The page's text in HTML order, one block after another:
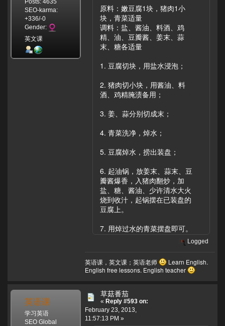
SEO-karma:
+336/-0
Gender:
英文课
原料：嫩豆腐1块，猪肉1小
块，青菜适量
调料：盐、酱油、料酒、鸡
精、油、豆瓣酱、姜末、蒜
末、糖各适量
1. 豆腐切块，用盐水浸泡；
2. 猪肉切小块，用酱油、料
酒、鸡精腌渍备用；
3. 姜、蒜分别切成末；
4. 青菜洗净，焯水；
5. 豆腐焯水，捞出装盘；
6. 起油锅，放姜末、蒜末、豆
瓣酱爆香，入猪肉翻炒，加
盐、糖、酱油、少许清水大火
烧到收汁，起锅摆在已装盘的
豆腐上。
7. 用焯过水的青菜摆盘即可。
Logged
英语课，英文课；英语老师
Learn English.
English free lessons. English teacher
英语课
学习英语
SEO Global
草菇番茄
« Reply #593 on:
February 23, 2013,
11:57:13 PM »